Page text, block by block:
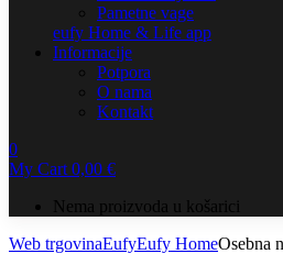
Pametne vage
eufy Home & Life app
Informacije
Potpora
O nama
Kontakt
0
My Cart0,00 €
Nema proizvoda u košarici
Web trgovinaEufyEufy HomeOsebna